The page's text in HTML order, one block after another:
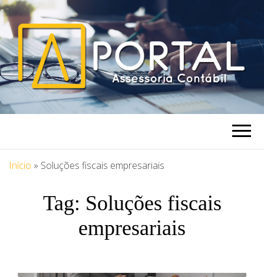
PORTAL
ASSESSORIA
Blog Portal Assessoria
Início » Soluções fiscais empresariais
Tag: Soluções fiscais
empresariais